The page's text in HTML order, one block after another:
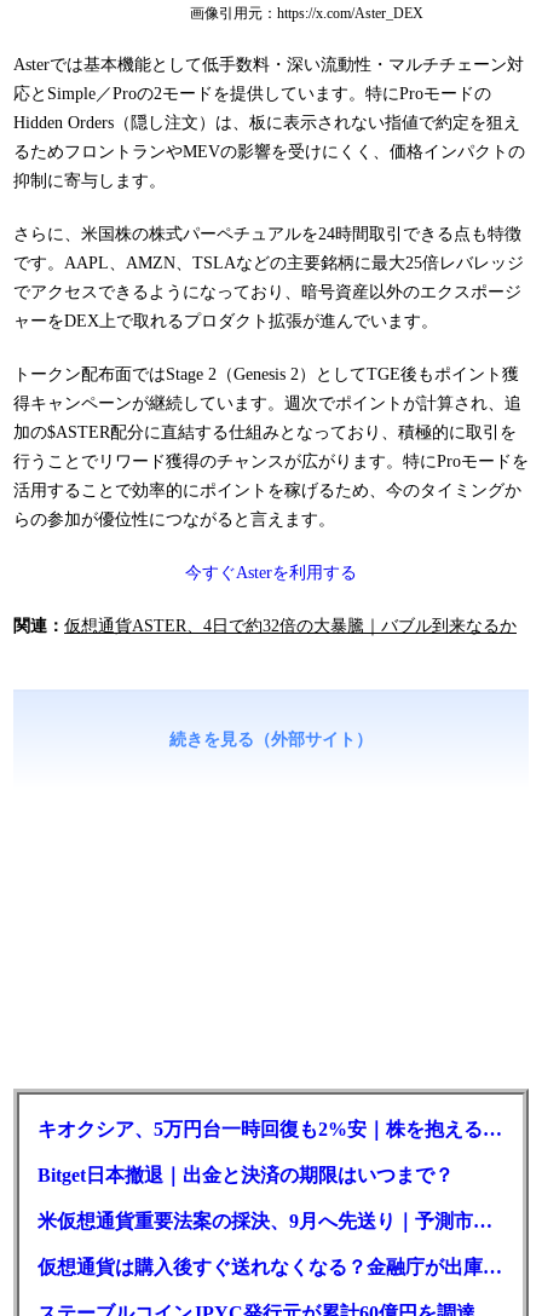
画像引用元：https://x.com/Aster_DEX
Asterでは基本機能として低手数料・深い流動性・マルチチェーン対
応と Simple／Proの2モード を提供しています。特にProモードの
Hidden Orders（隠し注文）は、板に表示されない指値で約定を狙え
るためフロントランやMEVの影響を受けにくく、価格インパクトの
抑制に寄与します。
さらに、 米国株の株式パーペチュアルを24時間取引できる点も特徴
です。AAPL、AMZN、TSLAなどの主要銘柄に最大25倍レバレッジ
でアクセスできるようになっており、暗号資産以外のエクスポージ
ャーをDEX上で取れるプロダクト拡張が進んでいます。
トークン配布面ではStage 2（Genesis 2）としてTGE後もポイント獲
得キャンペーンが継続しています。 週次でポイントが計算され、追
加の$ASTER配分に直結する仕組みとなっており、積極的に取引を
行うことでリワード獲得のチャンスが広がります。特にProモードを
活用することで効率的にポイントを稼げるため、今のタイミングか
らの参加が優位性につながると言えます。
今すぐAsterを利用する
関連： 仮想通貨ASTER、4日で約32倍の大暴騰｜バブル到来なるか
続きを見る（外部サイト）
キオクシア、5万円台一時回復も2%安｜株を抱える東芝は純利益30倍
Bitget日本撤退｜出金と決済の期限はいつまで？
米仮想通貨重要法案の採決、9月へ先送り｜予測市場の成立確率は14%に
仮想通貨は購入後すぐ送れなくなる？金融庁が出庫制限を要請